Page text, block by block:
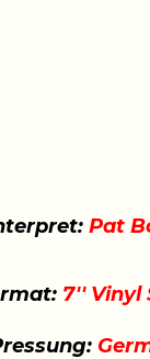
Pat
7'' Vinyl